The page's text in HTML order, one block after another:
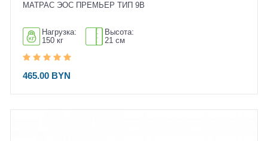
МАТРАС ЭОС ПРЕМЬЕР ТИП 9B
Нагрузка:
150 кг
Высота:
21 см
465.00 BYN